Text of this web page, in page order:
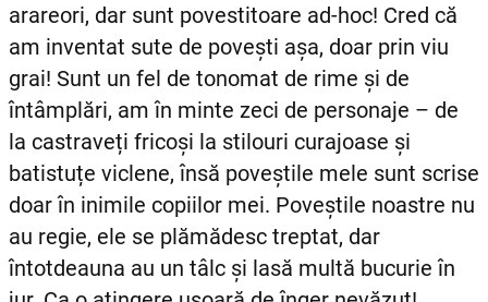
arareori, dar sunt povestitoare ad-hoc! Cred că
am inventat sute de povești așa, doar prin viu
grai! Sunt un fel de tonomat de rime și de
întâmplări, am în minte zeci de personaje – de
la castraveți fricoși la stilouri curajoase și
batistuțe viclene, însă poveștile mele sunt scrise
doar în inimile copiilor mei. Poveștile noastre nu
au regie, ele se plămădesc treptat, dar
întotdeauna au un tâlc și lasă multă bucurie în